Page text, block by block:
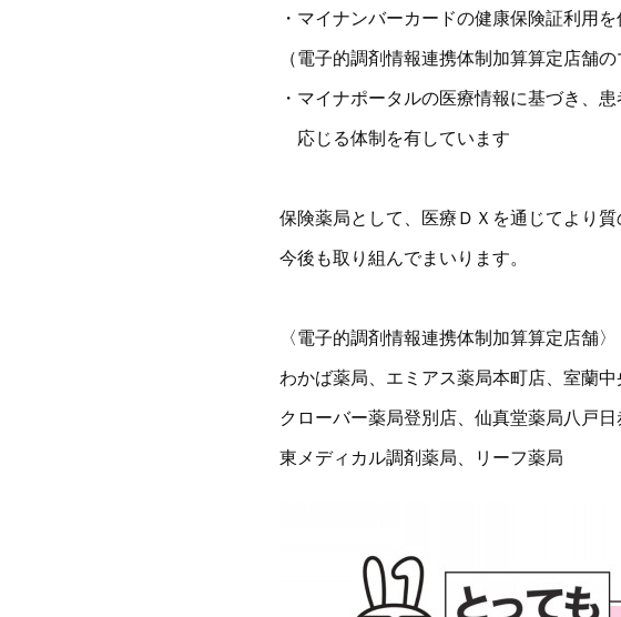
・マイナンバーカードの健康保険証利用
（電子的調剤情報連携体制加算算定店舗
・マイナポータルの医療情報に基づき、
応じる体制を有しています
保険薬局として、医療ＤＸを通じてより
今後も取り組んでまいります。
〈電子的調剤情報連携体制加算算定店舗
わかば薬局、エミアス薬局本町店、室蘭中
クローバー薬局登別店、仙真堂薬局八戸
東メディカル調剤薬局、リーフ薬局